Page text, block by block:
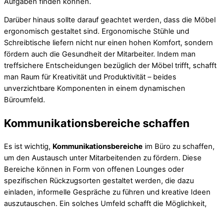
Darüber hinaus sollte darauf geachtet werden, dass die Möbel
ergonomisch gestaltet sind. Ergonomische Stühle und
Schreibtische liefern nicht nur einen hohen Komfort, sondern
fördern auch die Gesundheit der Mitarbeiter. Indem man
treffsichere Entscheidungen bezüglich der Möbel trifft, schafft
man Raum für Kreativität und Produktivität – beides
unverzichtbare Komponenten in einem dynamischen
Büroumfeld.
Kommunikationsbereiche schaffen
Es ist wichtig, Kommunikationsbereiche im Büro zu schaffen,
um den Austausch unter Mitarbeitenden zu fördern. Diese
Bereiche können in Form von offenen Lounges oder
spezifischen Rückzugsorten gestaltet werden, die dazu
einladen, informelle Gespräche zu führen und kreative Ideen
auszutauschen. Ein solches Umfeld schafft die Möglichkeit,